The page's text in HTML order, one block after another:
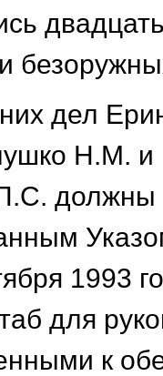
дел
Н.М. и
1993
для
к